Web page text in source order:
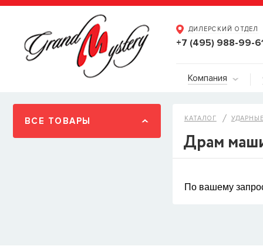
ДИЛЕРСКИЙ ОТДЕЛ
+7 (495) 988-99-
Компания
ВСЕ ТОВАРЫ КАТАЛОГ
Драм
По вашему